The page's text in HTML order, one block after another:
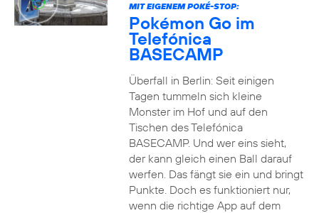
MIT EIGENEM POKÉ-STOP:
Pokémon Go im
Telefónica
BASECAMP
Überfall in Berlin: Seit einigen
Tagen tummeln sich kleine
Monster im Hof und auf den
Tischen des Telefónica
BASECAMP. Und wer eins sieht,
der kann gleich einen Ball darauf
werfen. Das fängt sie ein und bringt
Punkte. Doch es funktioniert nur,
wenn die richtige App auf dem